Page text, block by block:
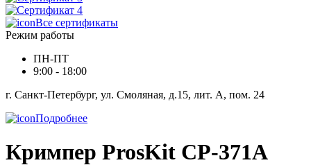
Все сертификаты
Режим работы
ПН-ПТ
9:00 - 18:00
г. Санкт-Петербург, ул. Смоляная, д.15, лит. А, пом. 24
Подробнее
Кримпер ProsKit CP-371A